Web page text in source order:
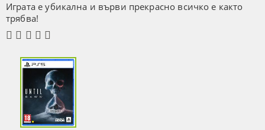
Играта е убикална и върви прекрасно всичко е както
трябва!